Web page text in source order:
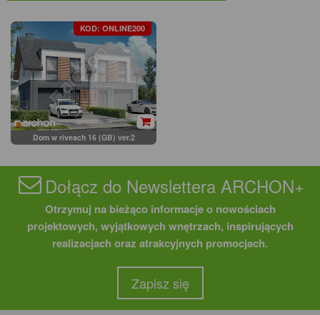
KOD: ONLINE200
Dom w riveach 16 (GB) ver.2
Dołącz do Newslettera ARCHON+
Otrzymuj na bieżąco informacje o nowościach
projektowych, wyjątkowych wnętrzach, inspirujących
realizacjach oraz atrakcyjnych promocjach.
Zapisz się